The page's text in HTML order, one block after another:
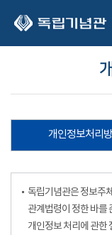
개인정보처리
독립기념관은 정보주
관계법령이 정한 바를
개인정보 처리에 관한